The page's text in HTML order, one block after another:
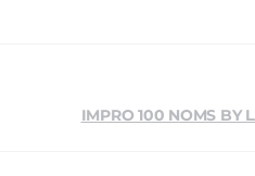
IMPRO 100 NOMS BY